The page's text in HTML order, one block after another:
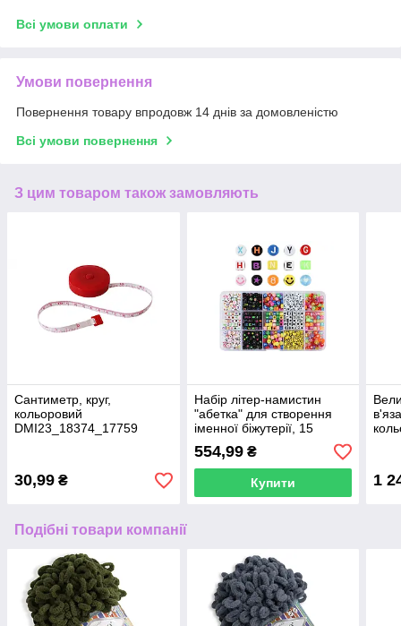
Всі умови оплати
Умови повернення
Повернення товару впродовж 14 днів за домовленістю
Всі умови повернення
З цим товаром також замовляють
Сантиметр, круг,
кольоровий
DMI23_18374_17759
30,99 ₴
Набір літер-намистин
"абетка" для створення
іменної біжутерії, 15
осередків
554,99₴
Купити 1
Подібні товари компанії